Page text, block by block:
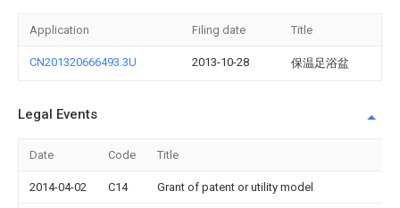
Application Filing date Title
CN201320666493.3U 2013-10-28 保温足浴盆
Legal Events
Date Code Title
2014-04-02 C14 Grant of patent or utility model